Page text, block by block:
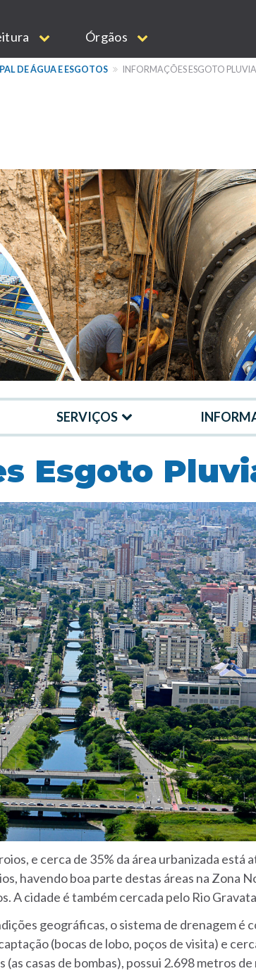
Órgãos
DE ÁGUA E ESGOTOS INFORMAÇÕES ESGOTO
SERVIÇOS
Esgoto
e cerca de 35% da área urbanizada
havendo boa parte destas áreas na Zona
A cidade é tambémcercada pelo Rio
geográficas, o sistema de drenagem
(bocas de lobo, poços de visita) e
(as casas de bombas), possui 2.698 metros